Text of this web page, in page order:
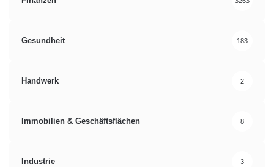
Gesundheit 183
Handwerk 2
Immobilien & Geschäftsflächen 8
Industrie 3